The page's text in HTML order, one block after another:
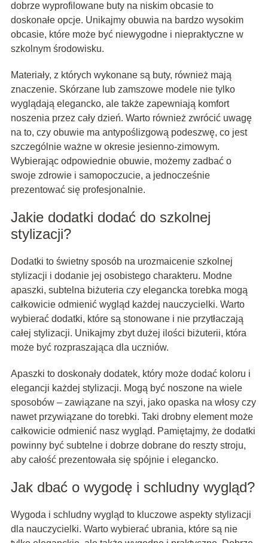
dobrze wyprofilowane buty na niskim obcasie to
doskonałe opcje. Unikajmy obuwia na bardzo wysokim
obcasie, które może być niewygodne i niepraktyczne w
szkolnym środowisku.
Materiały, z których wykonane są buty, również mają
znaczenie. Skórzane lub zamszowe modele nie tylko
wyglądają elegancko, ale także zapewniają komfort
noszenia przez cały dzień. Warto również zwrócić uwagę
na to, czy obuwie ma antypoślizgową podeszwę, co jest
szczególnie ważne w okresie jesienno-zimowym.
Wybierając odpowiednie obuwie, możemy zadbać o
swoje zdrowie i samopoczucie, a jednocześnie
prezentować się profesjonalnie.
Jakie dodatki dodać do szkolnej
stylizacji?
Dodatki to świetny sposób na urozmaicenie szkolnej
stylizacji i dodanie jej osobistego charakteru. Modne
apaszki, subtelna biżuteria czy elegancka torebka mogą
całkowicie odmienić wygląd każdej nauczycielki. Warto
wybierać dodatki, które są stonowane i nie przytłaczają
całej stylizacji. Unikajmy zbyt dużej ilości biżuterii, która
może być rozpraszająca dla uczniów.
Apaszki to doskonały dodatek, który może dodać koloru i
elegancji każdej stylizacji. Mogą być noszone na wiele
sposobów – zawiązane na szyi, jako opaska na włosy czy
nawet przywiązane do torebki. Taki drobny element może
całkowicie odmienić nasz wygląd. Pamiętajmy, że dodatki
powinny być subtelne i dobrze dobrane do reszty stroju,
aby całość prezentowała się spójnie i elegancko.
Jak dbać o wygodę i schludny wygląd?
Wygoda i schludny wygląd to kluczowe aspekty stylizacji
dla nauczycielki. Warto wybierać ubrania, które są nie